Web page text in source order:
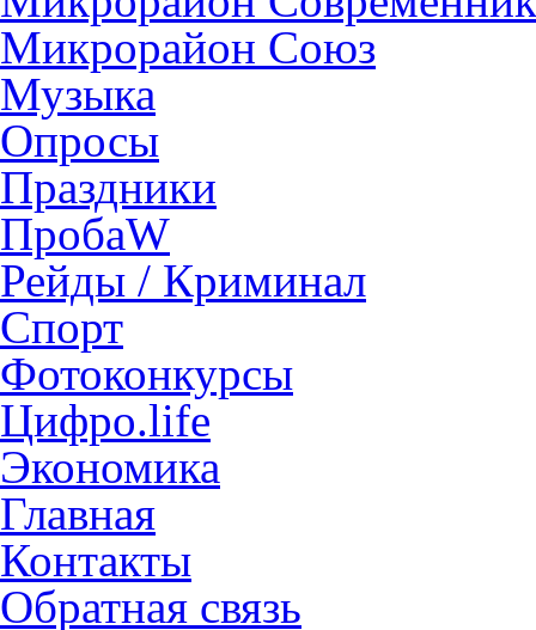
Микрорайон Союз
Музыка
Опросы
Праздники
ПробаW
Рейды / Криминал
Спорт
Фотоконкурсы
Цифро.life
Экономика
Главная
Контакты
Обратная связь